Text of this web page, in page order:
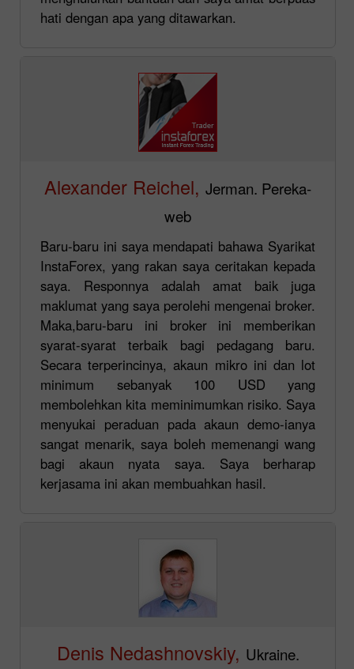
hati dengan apa yang ditawarkan.
Alexander Reichel, Jerman. Pereka-
web
Baru-baru ini saya mendapati bahawa Syarikat
InstaForex, yang rakan saya ceritakan kepada
saya. Responnya adalah amat baik juga
maklumat yang saya perolehi mengenai broker.
Maka,baru-baru ini broker ini memberikan
syarat-syarat terbaik bagi pedagang baru.
Secara terperincinya, akaun mikro ini dan lot
minimum sebanyak 100 USD yang
membolehkan kita meminimumkan risiko. Saya
menyukai peraduan pada akaun demo-ianya
sangat menarik, saya boleh memenangi wang
bagi akaun nyata saya. Saya berharap
kerjasama ini akan membuahkan hasil.
Denis Nedashnovskiy, Ukraine.